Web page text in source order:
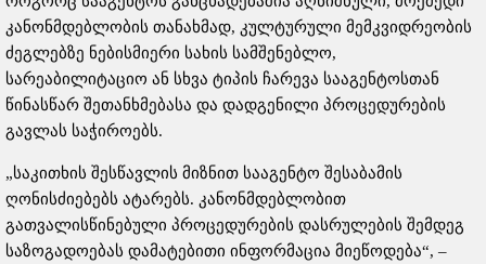
კანონმდებლობის თანახმად, კულტურული მემკვიდრეობის
ძეგლებზე ნებისმიერი სახის სამშენებლო,
სარეაბილიტაციო ან სხვა ტიპის ჩარევა სააგენტოსთან
წინასწარ შეთანხმებასა და დადგენილი პროცედურების
გავლას საჭიროებს.
„საკითხის შესწავლის მიზნით სააგენტო შესაბამის
ღონისძიებებს ატარებს. კანონმდებლობით
გათვალისწინებული პროცედურების დასრულების შემდეგ
საზოგადოებას დამატებითი ინფორმაცია მიეწოდება“, –